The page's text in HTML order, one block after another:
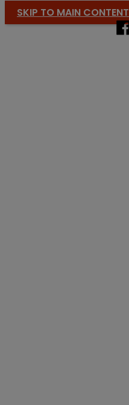
SKIP TO MAIN CONTENT